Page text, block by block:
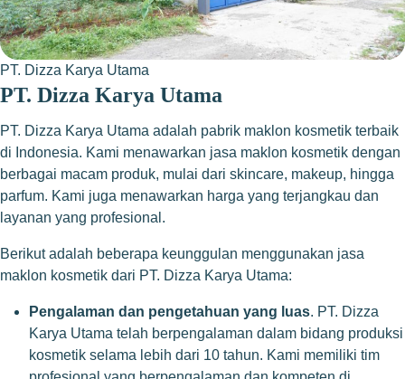
PT. Dizza Karya Utama
PT. Dizza Karya Utama
PT. Dizza Karya Utama adalah pabrik maklon kosmetik terbaik
di Indonesia. Kami menawarkan jasa maklon kosmetik dengan
berbagai macam produk, mulai dari skincare, makeup, hingga
parfum. Kami juga menawarkan harga yang terjangkau dan
layanan yang profesional.
Berikut adalah beberapa keunggulan menggunakan jasa
maklon kosmetik dari PT. Dizza Karya Utama:
Pengalaman dan pengetahuan yang luas. PT. Dizza
Karya Utama telah berpengalaman dalam bidang produksi
kosmetik selama lebih dari 10 tahun. Kami memiliki tim